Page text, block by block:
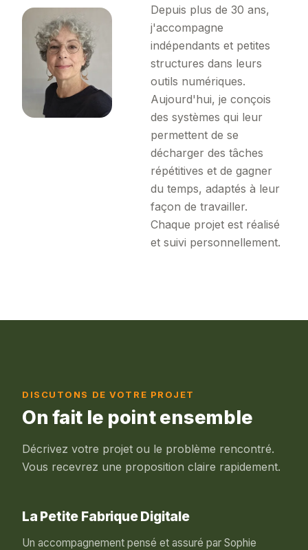
Depuis plus de 30 ans,
j'accompagne
indépendants et petites
structures dans leurs
outils numériques.
Aujourd'hui, je conçois
des systèmes qui leur
permettent de se
décharger des tâches
répétitives et de gagner
du temps, adaptés à leur
façon de travailler.
Chaque projet est réalisé
et suivi personnellement.
DISCUTONS DE VOTRE PROJET
On fait le point ensemble
Décrivez votre projet ou le problème rencontré.
Vous recevrez une proposition claire rapidement.
La Petite Fabrique Digitale
Un accompagnement pensé et assuré par Sophie